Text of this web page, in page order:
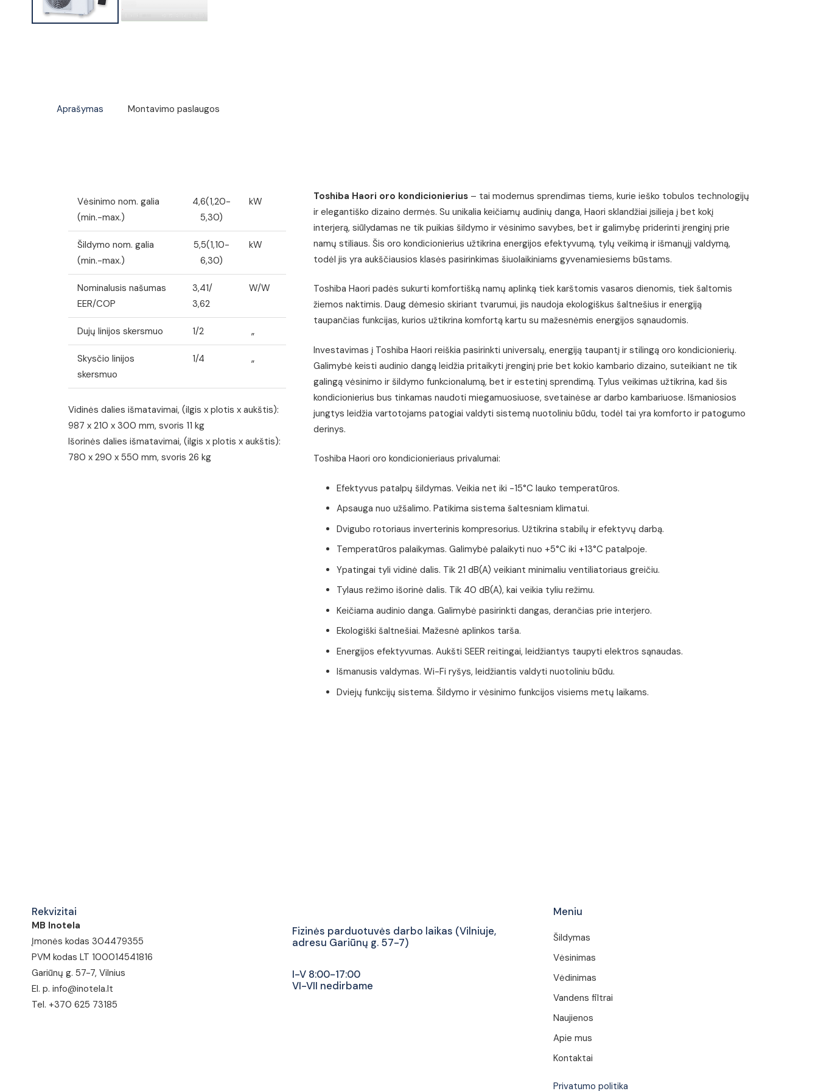
Aprašymas Montavimo paslaugos
Vėsinimo nom. galia
(min.-max.)
4,6(1,20-
5,30)
kW
Šildymo nom. galia
(min.-max.)
5,5(1,10-
6,30)
kW
Nominalusis našumas
EER/COP
3,41/
3,62
W/W
Dujų linijos skersmuo 1/2 „
Skysčio linijos
skersmuo
1/4 „
Vidinės dalies išmatavimai, (ilgis x plotis x aukštis):
987 x 210 x 300 mm, svoris 11 kg
Išorinės dalies išmatavimai, (ilgis x plotis x aukštis):
780 x 290 x 550 mm, svoris 26 kg
Toshiba Haori oro kondicionierius – tai modernus sprendimas tiems, kurie ieško tobulos technologijų
ir elegantiško dizaino dermės. Su unikalia keičiamų audinių danga, Haori sklandžiai įsilieja į bet kokį
interjerą, siūlydamas ne tik puikias šildymo ir vėsinimo savybes, bet ir galimybę priderinti įrenginį prie
namų stiliaus. Šis oro kondicionierius užtikrina energijos efektyvumą, tylų veikimą ir išmanųjį valdymą,
todėl jis yra aukščiausios klasės pasirinkimas šiuolaikiniams gyvenamiesiems būstams.
Toshiba Haori padės sukurti komfortišką namų aplinką tiek karštomis vasaros dienomis, tiek šaltomis
žiemos naktimis. Daug dėmesio skiriant tvarumui, jis naudoja ekologiškus šaltnešius ir energiją
taupančias funkcijas, kurios užtikrina komfortą kartu su mažesnėmis energijos sąnaudomis.
Investavimas į Toshiba Haori reiškia pasirinkti universalų, energiją taupantį ir stilingą oro kondicionierių.
Galimybė keisti audinio dangą leidžia pritaikyti įrenginį prie bet kokio kambario dizaino, suteikiant ne tik
galingą vėsinimo ir šildymo funkcionalumą, bet ir estetinį sprendimą. Tylus veikimas užtikrina, kad šis
kondicionierius bus tinkamas naudoti miegamuosiuose, svetainėse ar darbo kambariuose. Išmaniosios
jungtys leidžia vartotojams patogiai valdyti sistemą nuotoliniu būdu, todėl tai yra komforto ir patogumo
derinys.
Toshiba Haori oro kondicionieriaus privalumai:
Efektyvus patalpų šildymas. Veikia net iki -15°C lauko temperatūros.
Apsauga nuo užšalimo. Patikima sistema šaltesniam klimatui.
Dvigubo rotoriaus inverterinis kompresorius. Užtikrina stabilų ir efektyvų darbą.
Temperatūros palaikymas. Galimybė palaikyti nuo +5°C iki +13°C patalpoje.
Ypatingai tyli vidinė dalis. Tik 21 dB(A) veikiant minimaliu ventiliatoriaus greičiu.
Tylaus režimo išorinė dalis. Tik 40 dB(A), kai veikia tyliu režimu.
Keičiama audinio danga. Galimybė pasirinkti dangas, derančias prie interjero.
Ekologiški šaltnešiai. Mažesnė aplinkos tarša.
Energijos efektyvumas. Aukšti SEER reitingai, leidžiantys taupyti elektros sąnaudas.
Išmanusis valdymas. Wi-Fi ryšys, leidžiantis valdyti nuotoliniu būdu.
Dviejų funkcijų sistema. Šildymo ir vėsinimo funkcijos visiems metų laikams.
Rekvizitai
MB Inotela
Įmonės kodas 304479355
PVM kodas LT 100014541816
Gariūnų g. 57-7, Vilnius
El. p. info@inotela.lt
Tel. +370 625 73185
Fizinės parduotuvės darbo laikas (Vilniuje,
adresu Gariūnų g. 57-7)
I-V 8:00-17:00
VI-VII nedirbame
Meniu
Šildymas
Vėsinimas
Vėdinimas
Vandens filtrai
Naujienos
Apie mus
Kontaktai
Privatumo politika